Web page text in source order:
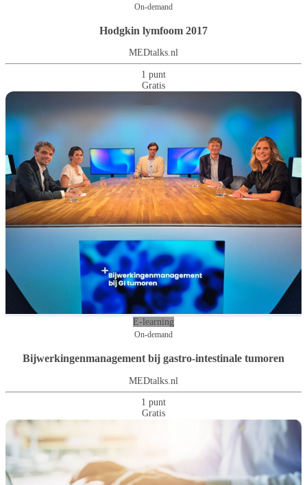
On-demand
Hodgkin lymfoom 2017
MEDtalks.nl
1 punt
Gratis
E-learning
On-demand
Bijwerkingenmanagement bij gastro-intestinale tumoren
MEDtalks.nl
1 punt
Gratis